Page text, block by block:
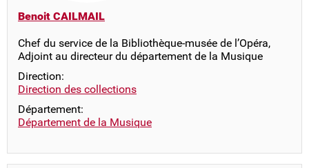
Benoit CAILMAIL
Chef du service de la Bibliothèque-musée de l’Opéra,
Adjoint au directeur du département de la Musique
Direction:
Direction des collections
Département:
Département de la Musique